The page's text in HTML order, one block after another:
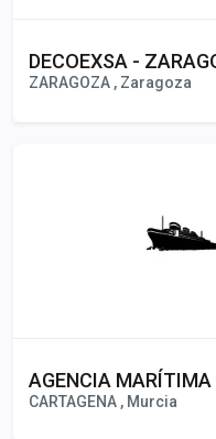
DECOEXSA -
ZARAGOZA , Zaragoza
AGENCIA
CARTAGENA , Murcia